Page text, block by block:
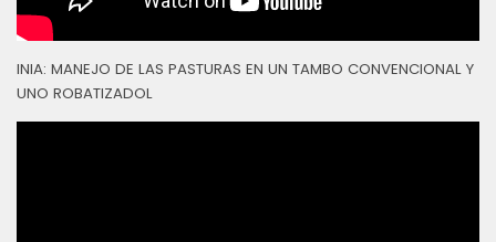
INIA: MANEJO DE LAS PASTURAS EN UN TAMBO CONVENCIONAL Y
UNO ROBATIZADOL